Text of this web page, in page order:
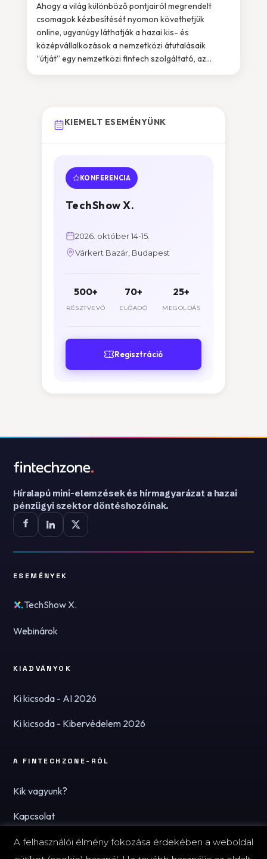
Ahogy a világ különböző pontjairól megrendelt
csomagok kézbesítését nyomon követhetjük
online, ugyanúgy láthatják a hazai kis- és
középvállalkozások a nemzetközi átutalásaik
“útját” egy nemzetközi fintech szolgáltató, az...
KIEMELT ESEMÉNYÜNK
KONFERENCIA
TechShow X.
2026. október 14-15.
Várkert Bazár, Budapest
500+
RÉSZTVEVŐ
70+
ELŐADÓ
25+
MEGOLDÁS
Regisztráció
Híralapú mini-elemzések és hírmagyarázat a hazai
pénzügyi szektor döntéshozóinak.
ESEMÉNYEK
TechShow X.
Webinárok
KIADVÁNYOK
Ki kicsoda - AI 2026
Ki kicsoda - Kibervédelem 2026
A FINTECHZONE-RÓL
Kik vagyunk?
Kapcsolat
Hírlevél
A felhasználói élmény fokozása érdekében a weboldal